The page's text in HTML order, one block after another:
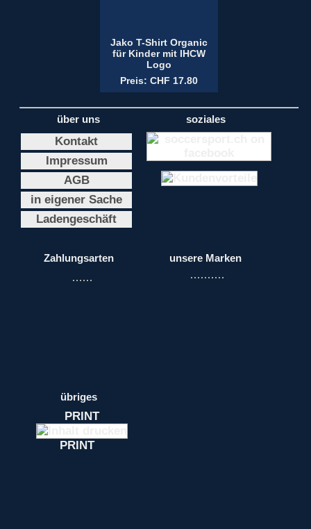
Jako T-Shirt Organic
für Kinder mit IHCW
Logo
Preis: CHF 17.80
über uns
Kontakt
Impressum
AGB
in eigener Sache
Ladengeschäft
soziales
Zahlungsarten unsere Marken
übriges
PRINT
PRINT